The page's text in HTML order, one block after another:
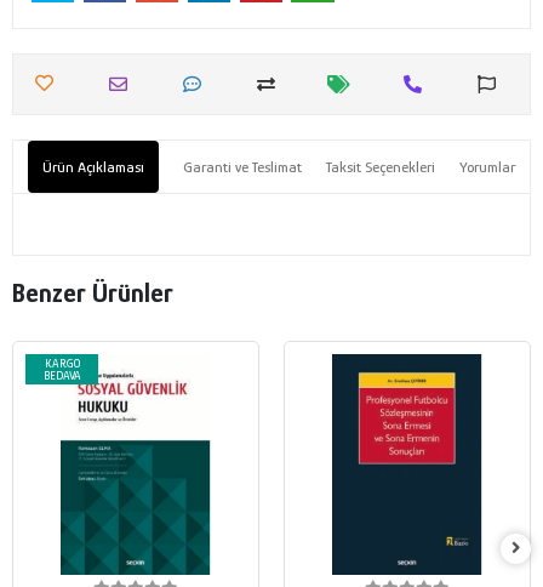
Ürün Açıklaması Garanti ve Teslimat Taksit Seçenekleri Yorumlar
Benzer Ürünler
KARGO
BEDAVA